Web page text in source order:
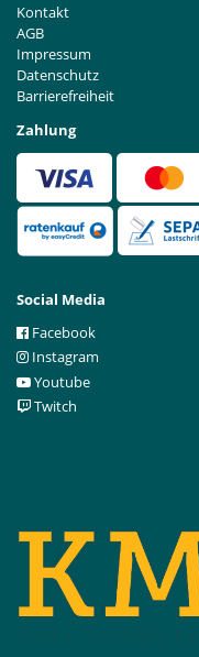
Kontakt
AGB
Impressum
Datenschutz
Barrierefreiheit
Zahlung
Social Media
Facebook
Instagram
Youtube
Twitch